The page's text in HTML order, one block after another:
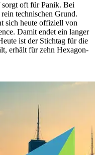
oft für Panik. Bei
technischen Grund.
sich heute offiziell von
Damit endet ein langer
ist der Stichtag für die
erhält für zehn Hexagon-